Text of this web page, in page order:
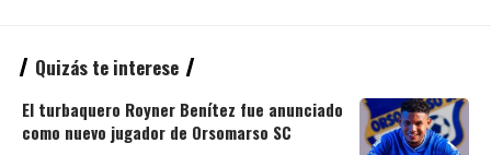
Quizás te interese
El turbaquero Royner Benítez fue anunciado
como nuevo jugador de Orsomarso SC